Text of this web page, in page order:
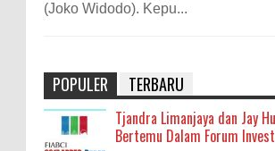
(Joko Widodo). Kepu...
POPULER TERBARU
Tjandra Limanjaya dan Jay
Bertemu Dalam Forum